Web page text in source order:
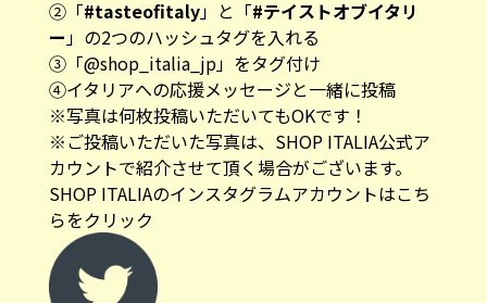
②「#tasteofitaly」と「#テイストオブイタリ
ー」の2つのハッシュタグを入れる
③「@shop_italia_jp」をタグ付け
④イタリアへの応援メッセージと一緒に投稿
※写真は何枚投稿いただいてもOKです！
※ご投稿いただいた写真は、SHOP ITALIA公式ア
カウントで紹介させて頂く場合がございます。
SHOP ITALIAのインスタグラムアカウントはこち
らをクリック